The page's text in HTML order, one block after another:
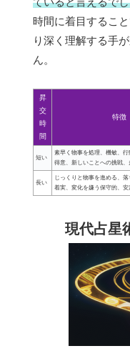
時間に着目するこ
り深く理解する手
ん。
昇
交
時
間
特徴
短い
素早く物事を処理、機敏、
得意、新しいことへの挑戦、
長い
じっくりと物事を進める、落
着実、変化を嫌う保守的、安
現代占星